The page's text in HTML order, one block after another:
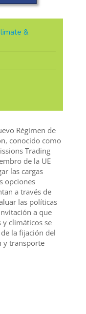
&
Régimen de
conocido como
Trading
de la UE
las cargas
opciones
a través de
las políticas
a que
y climáticos se
la fijación del
y transporte